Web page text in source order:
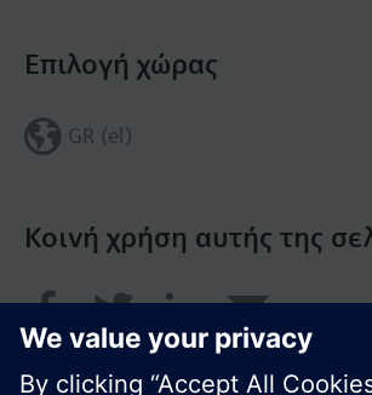
Κοινή χρήση αυτής της
Επιλογή χώρας
GR (el)